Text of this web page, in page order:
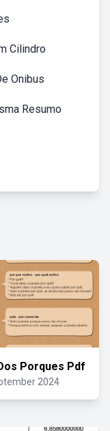
Cilindro
Onibus
Resumo
Porques Pdf
2024